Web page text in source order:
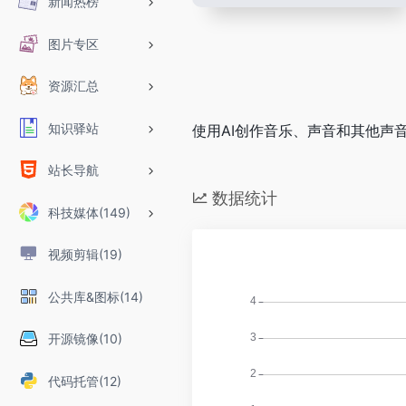
图片专区
资源汇总
知识驿站
站长导航
科技媒体(149)
视频剪辑(19)
公共库&图标(14)
开源镜像(10)
代码托管(12)
使用AI创作音乐、声音和其他声
数据统计